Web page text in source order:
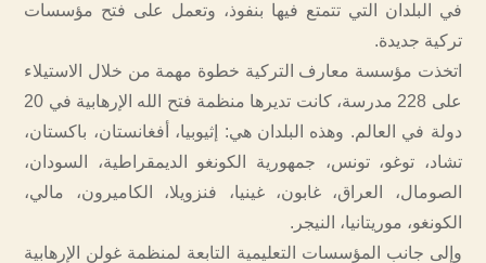
في البلدان التي تتمتع فيها بنفوذ، وتعمل على فتح مؤسسات
تركية جديدة.
اتخذت مؤسسة معارف التركية خطوة مهمة من خلال الاستيلاء
على 228 مدرسة، كانت تديرها منظمة فتح الله الإرهابية في 20
دولة في العالم. وهذه البلدان هي: إثيوبيا، أفغانستان، باكستان،
تشاد، توغو، تونس، جمهورية الكونغو الديمقراطية، السودان،
الصومال، العراق، غابون، غينيا، فنزويلا، الكاميرون، مالي،
الكونغو، موريتانيا، النيجر.
وإلى جانب المؤسسات التعليمية التابعة لمنظمة غولن الإرهابية